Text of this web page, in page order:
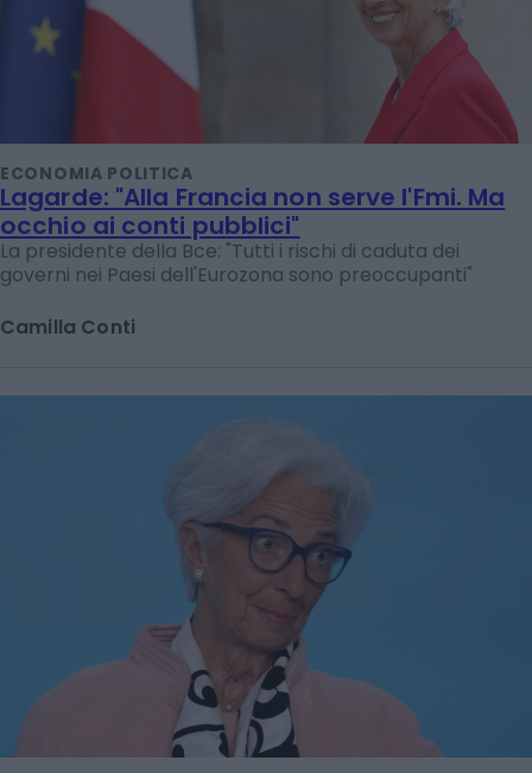
ECONOMIA POLITICA
Lagarde: "Alla Francia non serve l'Fmi. Ma
occhio ai conti pubblici"
La presidente della Bce: "Tutti i rischi di caduta dei
governi nei Paesi dell'Eurozona sono preoccupanti"
Camilla Conti